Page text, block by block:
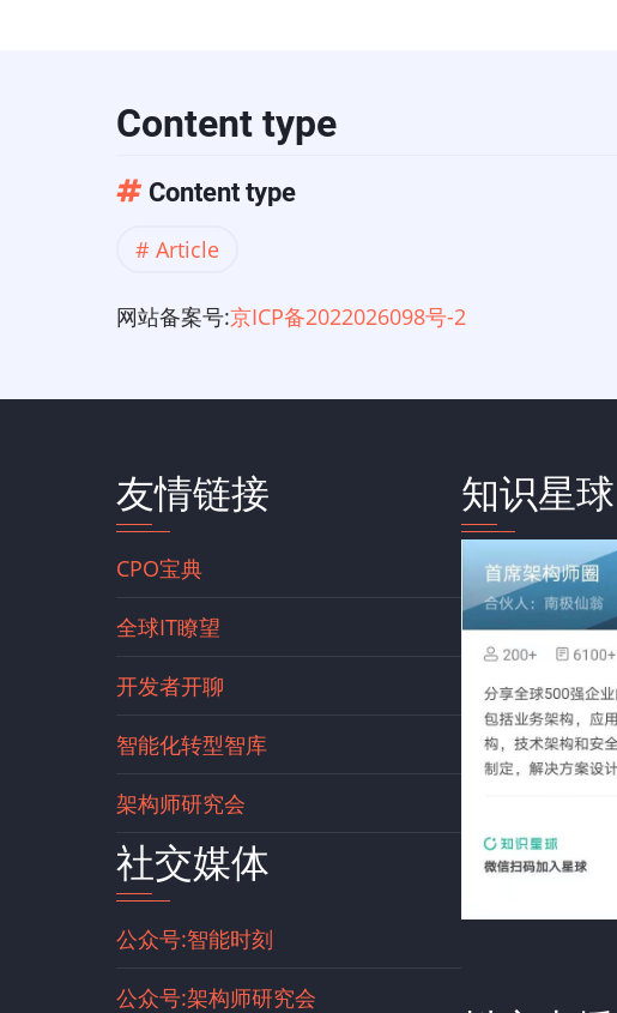
Content type
Content type
Article
网站备案号:京ICP备2022026098号-2
友情链接
CPO宝典
全球IT瞭望
开发者开聊
智能化转型智库
架构师研究会
社交媒体
公众号:智能时刻
公众号:架构师研究会
知识星球